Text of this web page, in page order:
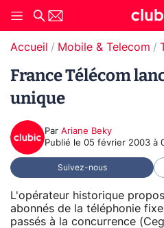
Accueil Mobile & Telecom
France Télécom
unique
Par Ariane Beky
Publié le 05 février 2003 à
Suivez-nous
L'opérateur historique
abonnés de la téléphonie
passés à la concurrence